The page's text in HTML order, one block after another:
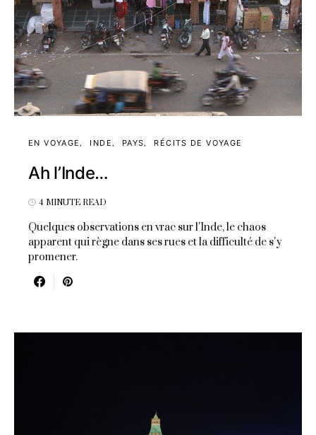
EN VOYAGE INDE PAYS RÉCITS DE VOYAGE
Ah l’Inde…
4 MINUTE READ
Quelques observations en vrac sur l'Inde, le chaos
apparent qui règne dans ses rues et la difficulté de s'y
promener.